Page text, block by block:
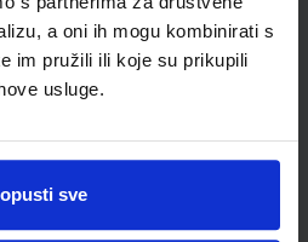
a oni ih mogu kombinirati s
im pružili ili koje su prikupili
usluge.
sve
prijava
primali informacije o novim
akcijama i drugim